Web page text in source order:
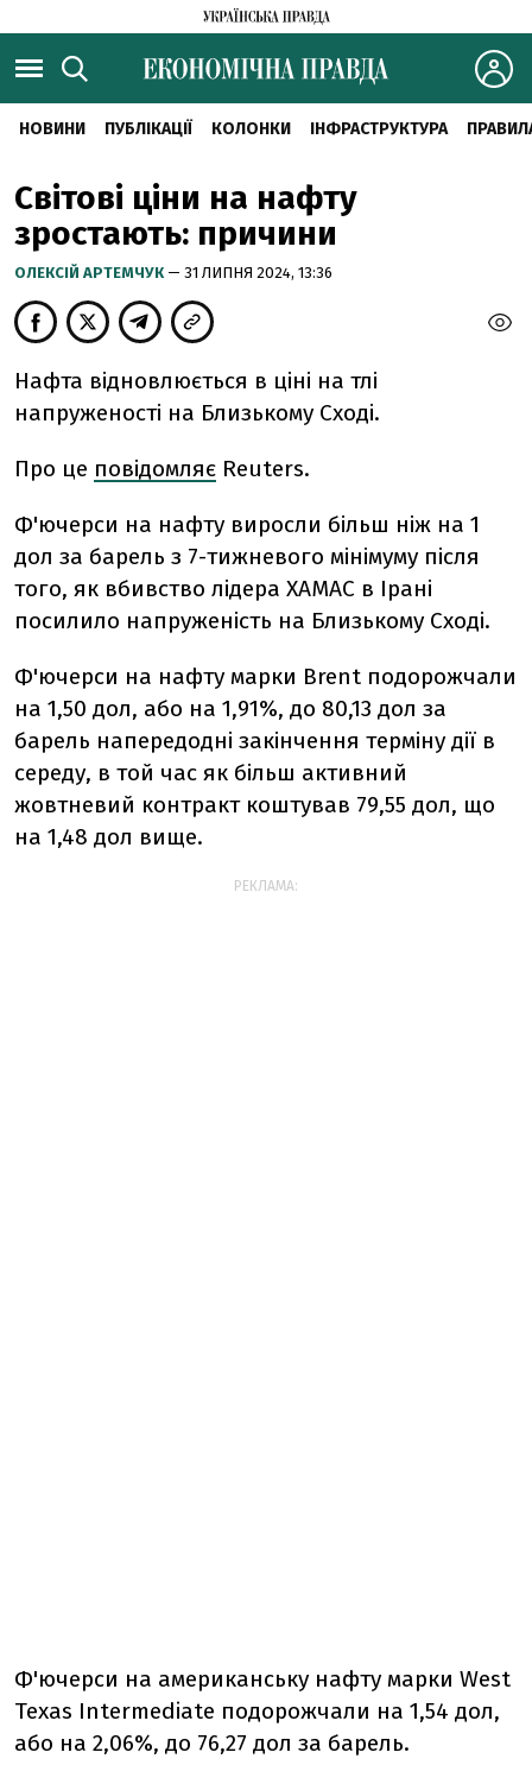
НОВИНИ ПУБЛІКАЦІЇ КОЛОНКИ ІНФРАСТРУКТУРА
Світові ціни на нафту
зростають: причини
ОЛЕКСІЙ АРТЕМЧУК — 31 ЛИПНЯ 2024, 13:36
Нафта відновлюється в ціні на тлі
напруженості на Близькому Сході.
Про це повідомляє Reuters.
Ф'ючерси на нафту виросли більш ніж на 1
дол за барель з 7-тижневого мінімуму після
того, як вбивство лідера ХАМАС в Ірані
посилило напруженість на Близькому Сході.
Ф'ючерси на нафту марки Brent подорожчали
на 1,50 дол, або на 1,91%, до 80,13 дол за
барель напередодні закінчення терміну дії в
середу, в той час як більш активний
жовтневий контракт коштував 79,55 дол, що
на 1,48 дол вище.
РЕКЛАМА:
Ф'ючерси на американську нафту марки West
Texas Intermediate подорожчали на 1,54 дол,
або на 2,06%, до 76,27 дол за барель.